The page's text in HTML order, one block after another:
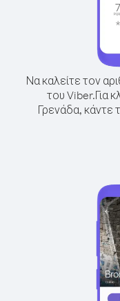
Να καλείτε τον
του Viber.Για
Γρενάδα, κάντε